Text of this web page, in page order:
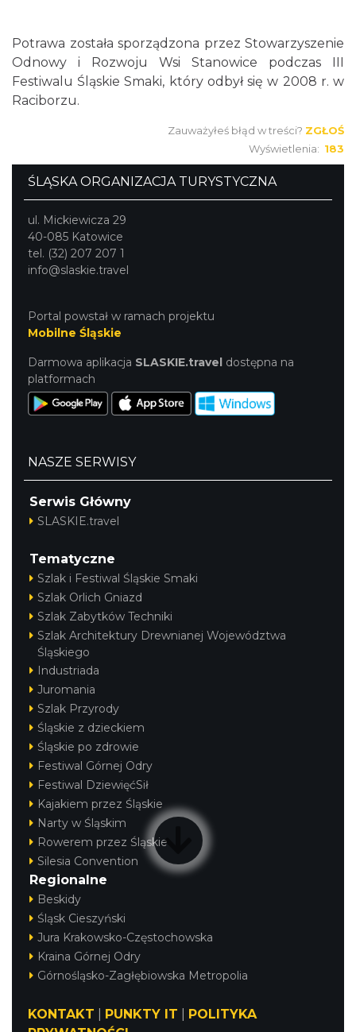
Potrawa została sporządzona przez Stowarzyszenie
Odnowy i Rozwoju Wsi Stanowice podczas III
Festiwalu Śląskie Smaki, który odbył się w 2008 r. w
Raciborzu.
Zauważyłeś błąd w treści? ZGŁOŚ
Wyświetlenia: 183
ŚLĄSKA ORGANIZACJA TURYSTYCZNA
ul. Mickiewicza 29
40-085 Katowice
tel. (32) 207 207 1
info@slaskie.travel
Portal powstał w ramach projektu
Mobilne Śląskie
Darmowa aplikacja SLASKIE.travel dostępna na
platformach
NASZE SERWISY
Serwis Główny
SLASKIE.travel
Tematyczne
Szlak i Festiwal Śląskie Smaki
Szlak Orlich Gniazd
Szlak Zabytków Techniki
Szlak Architektury Drewnianej Województwa
Śląskiego
Industriada
Juromania
Szlak Przyrody
Śląskie z dzieckiem
Śląskie po zdrowie
Festiwal Górnej Odry
Festiwal DziewięćSił
Kajakiem przez Śląskie
Narty w Śląskim
Rowerem przez Śląskie
Silesia Convention
Regionalne
Beskidy
Śląsk Cieszyński
Jura Krakowsko-Częstochowska
Kraina Górnej Odry
Górnośląsko-Zagłębiowska Metropolia
KONTAKT PUNKTY IT
POLITYKA